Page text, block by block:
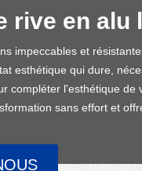
rive en alu
impeccables et
esthétique qui dure,
compléter l'esthétique de
sans effort et